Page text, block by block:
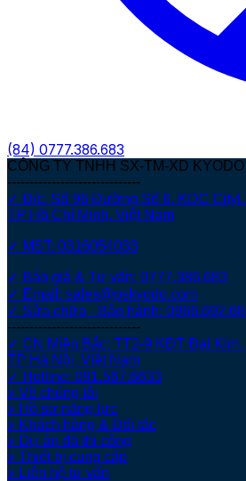
(84) 0777.386.683
CÔNG TY TNHH SX-TM-XD KYODO
------------------------------
✓ Đ/c: Số 96 Đường Số 6, KDC
TP Hồ Chí Minh, Việt Nam
✓ MST: 0316054033
✓ Báo giá & Tư vấn: 0777.386.683
✓ Email: sales@pskyodo.com
✓ Sửa chữa - Bảo hành:
------------------------------
✓ CN Miền Bắc: TT2-9 KĐT Đại
TP Hà Nội, Việt Nam
✓ Hotline: 091.567.6633
» Về chúng tôi
» Hồ sơ năng lực
» Khách hàng & Đối tác
» Dự án đã thi công
» Thiết bị cung cấp
» Liên hệ tư vấn